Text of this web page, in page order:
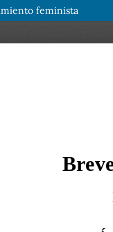
feminista